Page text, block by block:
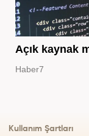
Açık kaynak
Haber7
Kullanım Şartları